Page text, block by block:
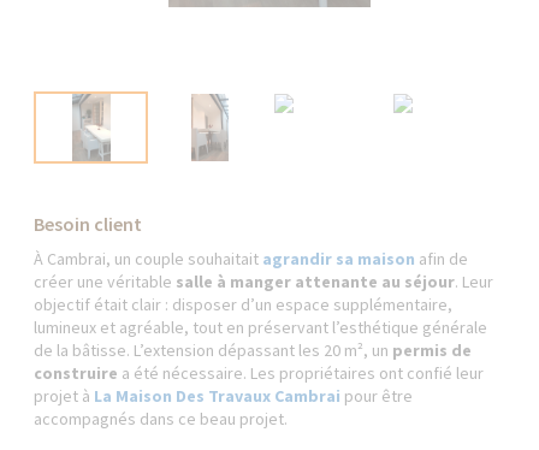
Besoin client
À Cambrai, un couple souhaitait agrandir sa maison afin de
créer une véritable salle à manger attenante au séjour. Leur
objectif était clair : disposer d’un espace supplémentaire,
lumineux et agréable, tout en préservant l’esthétique générale
de la bâtisse. L’extension dépassant les 20 m², un permis de
construire a été nécessaire. Les propriétaires ont confié leur
projet à La Maison Des Travaux Cambrai pour être
accompagnés dans ce beau projet.